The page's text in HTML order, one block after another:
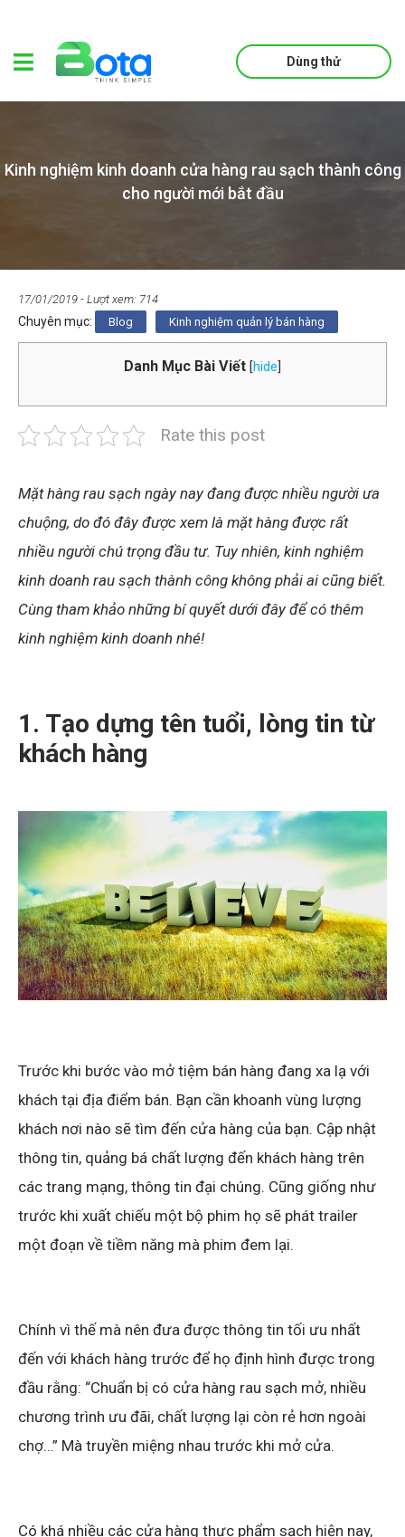
Dùng thử
Kinh nghiệm kinh doanh cửa hàng rau sạch thành công
cho người mới bắt đầu
17/01/2019 - Lượt xem: 714
Chuyên mục: Blog Kinh nghiệm quản lý bán hàng
Danh Mục Bài Viết [hide
Rate this post
Mặt hàng rau sạch ngày nay đang được nhiều người ưa
chuộng, do đó đây được xem là mặt hàng được rất
nhiều người chú trọng đầu tư. Tuy nhiên, kinh nghiệm
kinh doanh rau sạch thành công không phải ai cũng biết.
Cùng tham khảo những bí quyết dưới đây để có thêm
kinh nghiệm kinh doanh nhé!
1. Tạo dựng tên tuổi, lòng tin từ
khách hàng
Trước khi bước vào mở tiệm bán hàng đang xa lạ với
khách tại địa điểm bán. Bạn cần khoanh vùng lượng
khách nơi nào sẽ tìm đến cửa hàng của bạn. Cập nhật
thông tin, quảng bá chất lượng đến khách hàng trên
các trang mạng, thông tin đại chúng. Cũng giống như
trước khi xuất chiếu một bộ phim họ sẽ phát trailer
một đoạn về tiềm năng mà phim đem lại.
Chính vì thế mà nên đưa được thông tin tối ưu nhất
đến với khách hàng trước để họ định hình được trong
đầu rằng: “Chuẩn bị có cửa hàng rau sạch mở, nhiều
chương trình ưu đãi, chất lượng lại còn rẻ hơn ngoài
chợ…” Mà truyền miệng nhau trước khi mở cửa.
Có khá nhiều các cửa hàng thực phẩm sạch hiện nay,